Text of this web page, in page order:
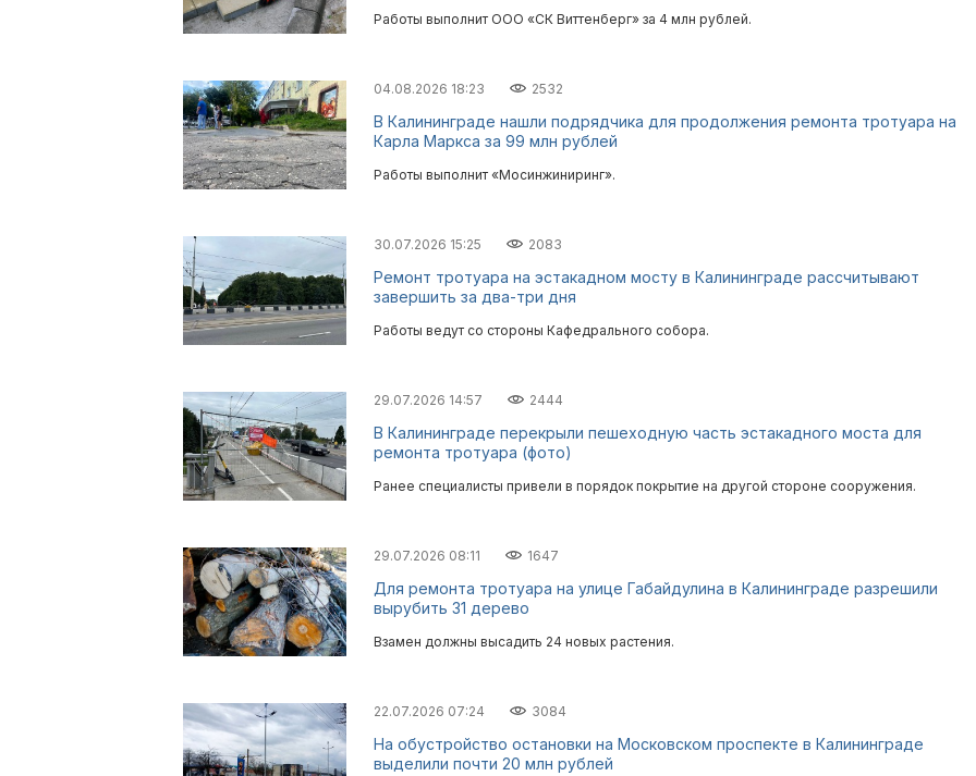
Работы выполнит ООО «СК Виттенберг» за 4 млн рублей.
04.08.2026 18:23 2532
В Калининграде нашли подрядчика для продолжения ремонта тротуара на
Карла Маркса за 99 млн рублей
Работы выполнит «Мосинжиниринг».
30.07.2026 15:25 2083
Ремонт тротуара на эстакадном мосту в Калининграде рассчитывают
завершить за два-три дня
Работы ведут со стороны Кафедрального собора.
29.07.2026 14:57 2444
В Калининграде перекрыли пешеходную часть эстакадного моста для
ремонта тротуара (фото)
Ранее специалисты привели в порядок покрытие на другой стороне сооружения.
29.07.2026 08:11 1647
Для ремонта тротуара на улице Габайдулина в Калининграде разрешили
вырубить 31 дерево
Взамен должны высадить 24 новых растения.
22.07.2026 07:24 3084
На обустройство остановки на Московском проспекте в Калининграде
выделили почти 20 млн рублей